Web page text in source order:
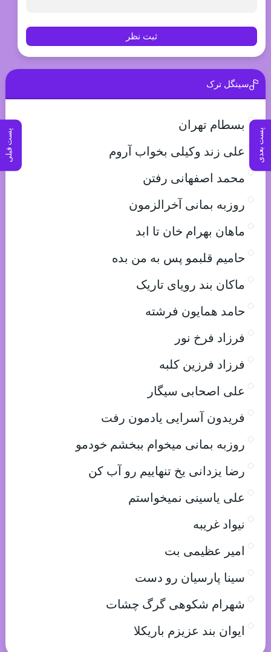
پست بعدی پست قبلی
ثبت نظر
سینگل ترک
بسطام تهران
علی زند وکیلی بخواب آروم
محمد اصفهانی رفتن
روزبه بمانی آخرالزمون
ماهان بهرام خان تا ابد
حامیم قلبمو پس به من بده
ماکان بند رویای تاریک
حامد همایون فرشته
فرزاد فرخ نور
فرزاد فرزین کلبه
علی اصحابی سیگار
فریدون آسرایی یادمون رفت
روزبه بمانی میخوام ببخشم خودمو
رضا یزدانی یخ تنهاییم رو آب کن
علی یاسینی نمیخواستم
نیواد غریبه
امیر عظیمی بت
سینا پارسیان رو دست
شهرام شکوهی گرگ چشات
ایوان بند عزیزم باریکلا